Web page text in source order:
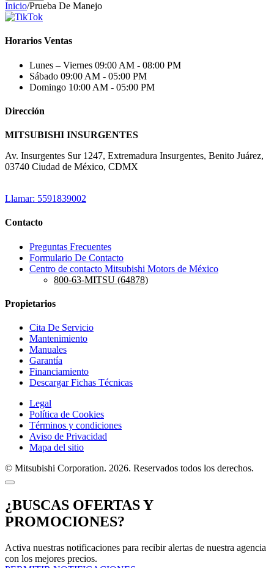
Inicio/Prueba De Manejo
Horarios Ventas
Lunes – Viernes 09:00 AM - 08:00 PM
Sábado 09:00 AM - 05:00 PM
Domingo 10:00 AM - 05:00 PM
Dirección
MITSUBISHI INSURGENTES
Av. Insurgentes Sur 1247, Extremadura Insurgentes, Benito Juárez,
03740 Ciudad de México, CDMX
Llamar: 5591839002
Contacto
Preguntas Frecuentes
Formulario De Contacto
Centro de contacto Mitsubishi Motors de México
800-63-MITSU (64878)
Propietarios
Cita De Servicio
Mantenimiento
Manuales
Garantía
Financiamiento
Descargar Fichas Técnicas
Legal
Política de Cookies
Términos y condiciones
Aviso de Privacidad
Mapa del sitio
© Mitsubishi Corporation. 2026. Reservados todos los derechos.
¿BUSCAS OFERTAS Y
PROMOCIONES?
Activa nuestras notificaciones para recibir alertas de nuestra agencia
con los mejores precios.